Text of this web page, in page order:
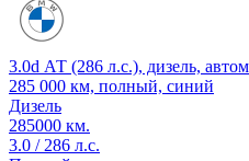
3.0d АТ (286 л.с.), дизель,
285 000 км, полный, синий
Дизель
285000 км.
3.0 / 286 л.с.